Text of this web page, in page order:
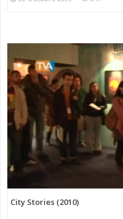
City Stories (2010)